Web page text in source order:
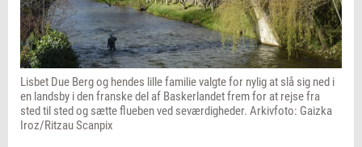
Lisbet Due Berg og hendes lille familie valgte for nylig at slå sig ned i
en landsby i den franske del af Baskerlandet frem for at rejse fra
sted til sted og sætte flueben ved seværdigheder. Arkivfoto: Gaizka
Iroz/Ritzau Scanpix